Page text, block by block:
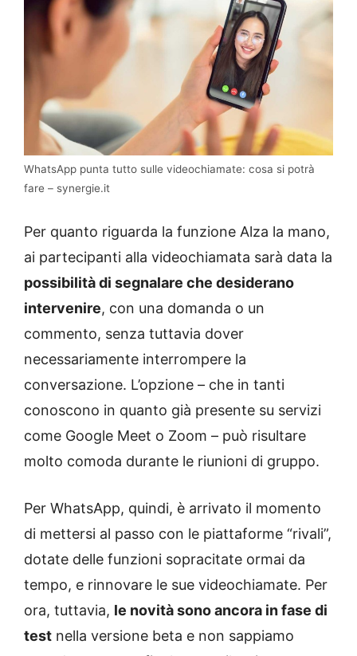
WhatsApp punta tutto sulle videochiamate: cosa si potrà
fare – synergie.it
Per quanto riguarda la funzione Alza la mano,
ai partecipanti alla videochiamata sarà data la
possibilità di segnalare che desiderano
intervenire, con una domanda o un
commento, senza tuttavia dover
necessariamente interrompere la
conversazione. L’opzione – che in tanti
conoscono in quanto già presente su servizi
come Google Meet o Zoom – può risultare
molto comoda durante le riunioni di gruppo.
Per WhatsApp, quindi, è arrivato il momento
di mettersi al passo con le piattaforme “rivali”,
dotate delle funzioni sopracitate ormai da
tempo, e rinnovare le sue videochiamate. Per
ora, tuttavia, le novità sono ancora in fase di
test nella versione beta e non sappiamo